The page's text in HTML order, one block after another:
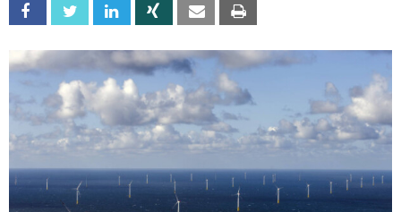
Facebook Twitter Linkedin Xing Email